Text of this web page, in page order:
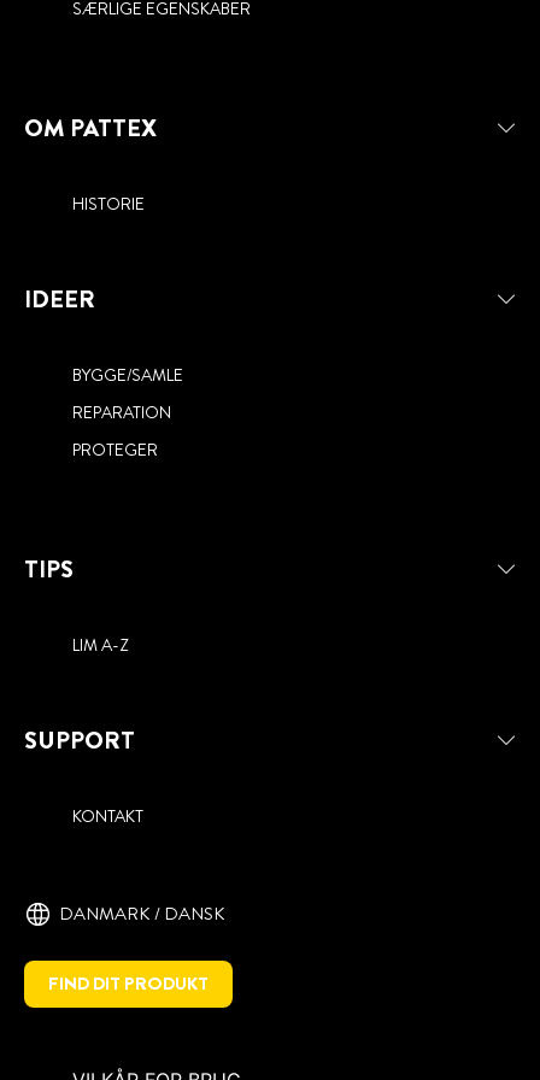
SÆRLIGE EGENSKABER
OM PATTEX
HISTORIE
IDEER
BYGGE/SAMLE
REPARATION
PROTEGER
TIPS
LIM A-Z
SUPPORT
KONTAKT
DANMARK / DANSK
FIND DIT PRODUKT